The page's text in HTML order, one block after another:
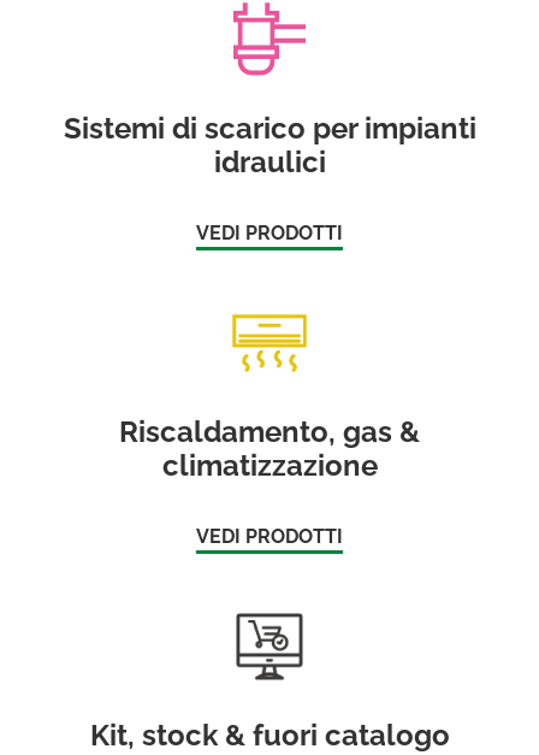
Sistemi di scarico per impianti
idraulici
VEDI PRODOTTI
Riscaldamento, gas &
climatizzazione
VEDI PRODOTTI
Kit, stock & fuori catalogo